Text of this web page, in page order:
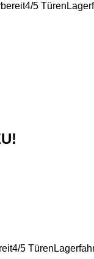
4/5 Türen
4/5 Türen